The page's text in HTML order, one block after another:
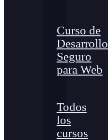
Curso de
Desarrollo
Seguro
para Web
Todos
los
cursos